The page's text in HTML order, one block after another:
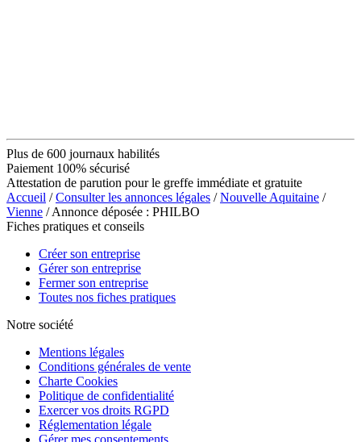
Plus de 600 journaux habilités
Paiement 100% sécurisé
Attestation de parution pour le greffe immédiate et gratuite
Accueil /Consulter les annonces légales /Nouvelle Aquitaine /
Vienne / Annonce déposée : PHILBO
Fiches pratiques et conseils
Créer son entreprise
Gérer son entreprise
Fermer son entreprise
Toutes nos fiches pratiques
Notre société
Mentions légales
Conditions générales de vente
Charte Cookies
Politique de confidentialité
Exercer vos droits RGPD
Réglementation légale
Gérer mes consentements